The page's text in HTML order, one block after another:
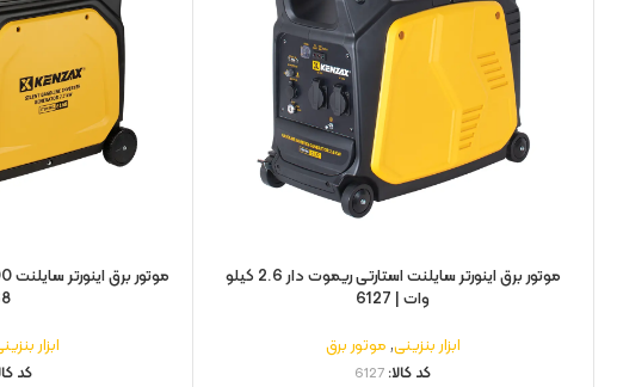
موتور برق اینورتر سایلنت استارتی ریموت دار 2.6 کیلو
وات | 6127
ابزار بنزینی,موتور برق
کد کالا: 6127
ابزار
کد